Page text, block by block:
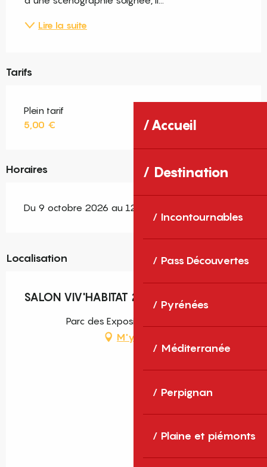
Accueil
Destination
Incontournables
Pass Découvertes
Pyrénées
Méditerranée
Perpignan
Plaine et piémonts
Lire la suite
Tarifs
Plein tarif
5,00 €
Horaires
Du 9 octobre 2026 au 12 octobre 2026
Localisation
SALON VIV'HABITAT 2026
Parc des Expositions, Perpignan
M'y rendre